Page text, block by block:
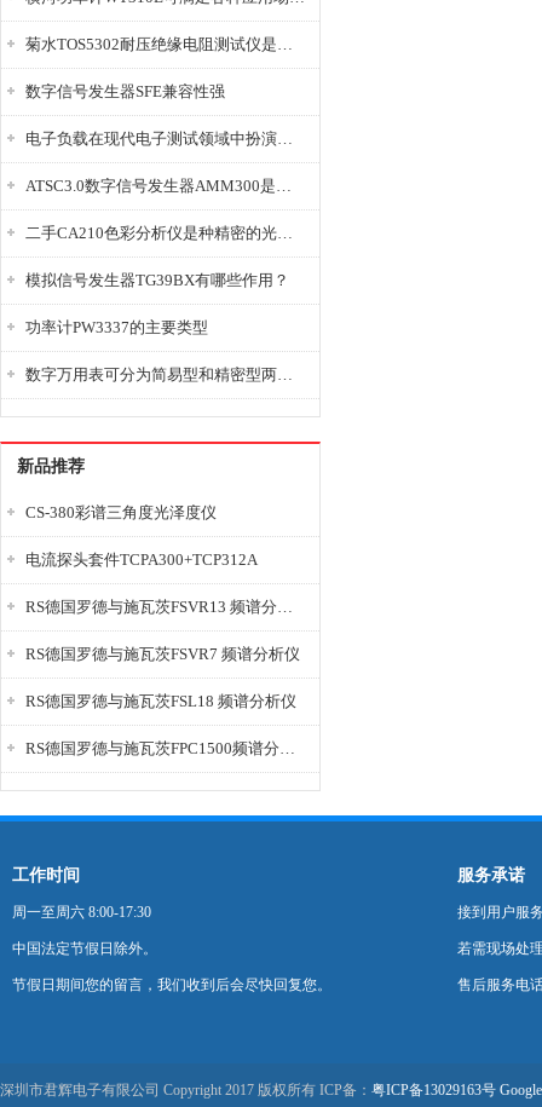
菊水TOS5302耐压绝缘电阻测试仪是种重要的电气安全检测设备
数字信号发生器SFE兼容性强
电子负载在现代电子测试领域中扮演着重要的角色
ATSC3.0数字信号发生器AMM300是能够产生各种数字信号的电子设备
二手CA210色彩分析仪是种精密的光学测量仪器
模拟信号发生器TG39BX有哪些作用？
功率计PW3337的主要类型
数字万用表可分为简易型和精密型两大类
新品推荐
CS-380彩谱三角度光泽度仪
电流探头套件TCPA300+TCP312A
RS德国罗德与施瓦茨FSVR13 频谱分析仪
RS德国罗德与施瓦茨FSVR7 频谱分析仪
RS德国罗德与施瓦茨FSL18 频谱分析仪
RS德国罗德与施瓦茨FPC1500频谱分析仪
工作时间
周一至周六 8:00-17:30
中国法定节假日除外。
节假日期间您的留言，我们收到后会尽快回复您。
服务承诺
接到用户服
若需现场处
售后服务电
深圳市君辉电子有限公司 Copyright 2017 版权所有 ICP备： 粤ICP备13029163号